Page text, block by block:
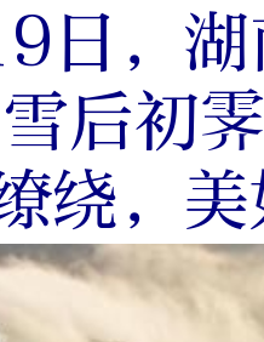
日，
后初
绕，